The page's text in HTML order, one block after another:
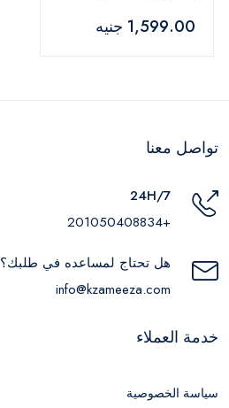
1,599.00 جنيه
تواصل معنا
24H/7
+201050408834
هل تحتاج لمساعده في طلبك؟
info@kzameeza.com
خدمة العملاء
سياسة الخصوصية